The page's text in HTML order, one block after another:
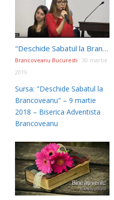
"Deschide Sabatul la Brancoveanu" – 9 martie 2018
Brancoveanu Bucuresti
30 martie
2019
Sursa: "Deschide Sabatul la
Brancoveanu" – 9 martie
2018 – Biserica Adventista
Brancoveanu